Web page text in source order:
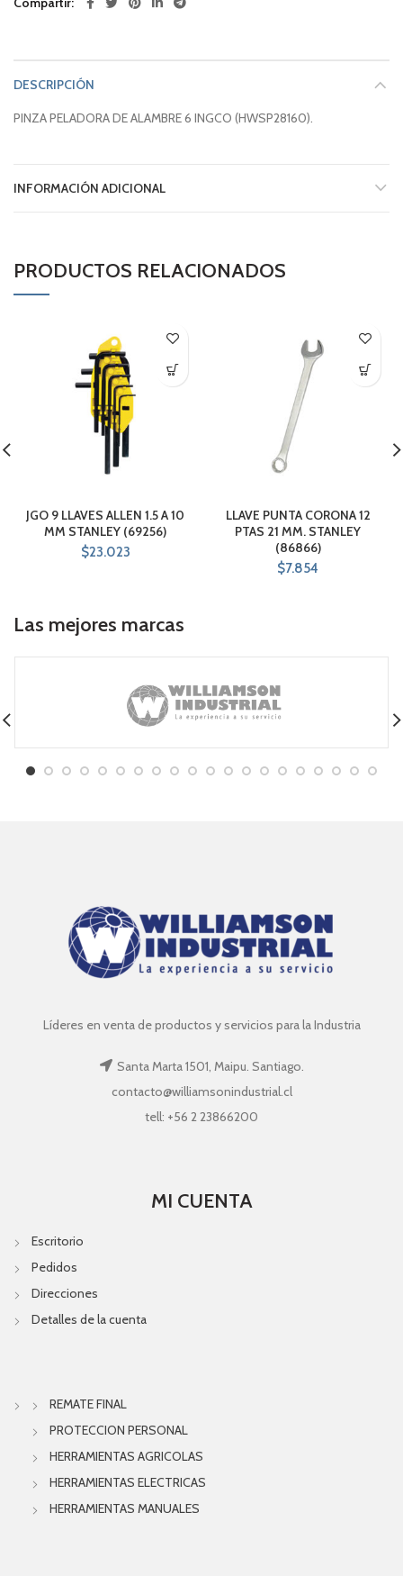
DESCRIPCIÓN
PINZA PELADORA DE ALAMBRE 6 INGCO (HWSP28160).
INFORMACIÓN ADICIONAL
PRODUCTOS RELACIONADOS
JGO 9 LLAVES ALLEN 1.5 A 10
MM STANLEY (69256)
$23.023
LLAVE PUNTA CORONA 12
PTAS 21 MM. STANLEY
(86866)
$7.854
Las mejores marcas
Líderes en venta de productos y servicios para la Industria
Santa Marta 1501, Maipu. Santiago.
contacto@williamsonindustrial.cl
tell: +56 2 23866200
MI CUENTA
Escritorio
Pedidos
Direcciones
Detalles de la cuenta
REMATE FINAL
PROTECCION PERSONAL
HERRAMIENTAS AGRICOLAS
HERRAMIENTAS ELECTRICAS
HERRAMIENTAS MANUALES